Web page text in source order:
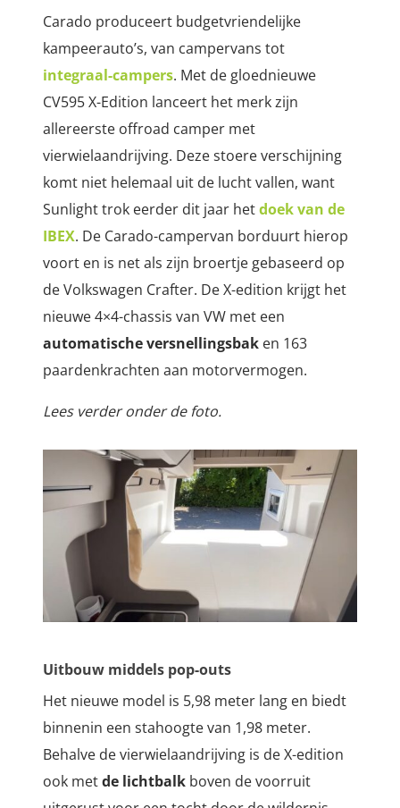
Carado produceert budgetvriendelijke
kampeerauto’s, van campervans tot
integraal-campers. Met de gloednieuwe
CV595 X-Edition lanceert het merk zijn
allereerste offroad camper met
vierwielaandrijving. Deze stoere verschijning
komt niet helemaal uit de lucht vallen, want
Sunlight trok eerder dit jaar hetdoek van de
IBEX. De Carado-campervan borduurt hierop
voort en is net als zijn broertje gebaseerd op
de Volkswagen Crafter. De X-edition krijgt het
nieuwe 4×4-chassis van VW met een
automatische versnellingsbak en 163
paardenkrachten aan motorvermogen.
Lees verder onder de foto.
Uitbouw middels pop-outs
Het nieuwe model is 5,98 meter lang en biedt
binnenin een stahoogte van 1,98 meter.
Behalve de vierwielaandrijving is de X-edition
ook metde lichtbalk boven de voorruit